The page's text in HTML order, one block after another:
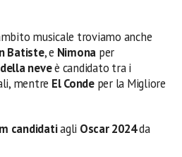
musicale troviamo anche
Batiste, e Nimona per
neveè candidato tra i
mentre El Condeper la Migliore
candidatiagli Oscar 2024da